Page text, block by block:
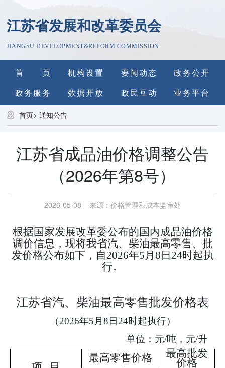
江苏省发展和改革委员会
JIANGSU DEVELOPMENT&REFORM COMMISSION
首 页 机构设置 要闻动态
政务公开
政务服务
数据开放 政民互动 业务平台
首页>通知公告
江苏省成品油价格调整公告
（2026年第8号）
2026-05-08 来源： 价格管理和成本监审处
根据国家发展改革委公布的国内成品油价格
调价信息，现将我省汽、柴油最高零售、批
发价格公布如下，自2026年5月 8 日 24时起执
行。
江苏省汽、柴油最高零售批发价格表
（2026年5月 8 日24时起执行）
单位：元/吨，元/升
最高零售价格 最高批发
价格